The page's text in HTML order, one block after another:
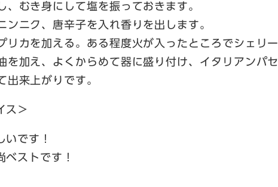
、むき身にして塩を振っておきます。
ンニク、唐辛子を入れ香りを出します。
リカを加える。ある程度火が入ったところでシェリー
を加え、よくからめて器に盛り付け、イタリアンパセ
出来上がりです。
ス＞
です！
ストです！